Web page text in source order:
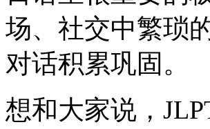
场、社交中繁琐
对话积累巩固。
想和大家说，